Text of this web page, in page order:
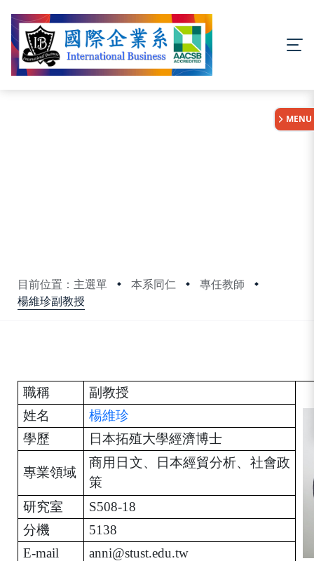
目前位置：主選單 本系同仁
專任教師
楊維珍副教授
MENU
職稱
副教授
姓名
楊維珍
學歷
日本拓殖大學經濟博士
專業領域
商用日文、日本經貿分析、社會政
策
研究室
S508-18
分機
5138
E-mail
anni@stust.edu.tw